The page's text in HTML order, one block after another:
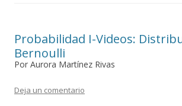
Probabilidad I-Videos:
Bernoulli
Por Aurora Martínez Rivas
Deja un comentario